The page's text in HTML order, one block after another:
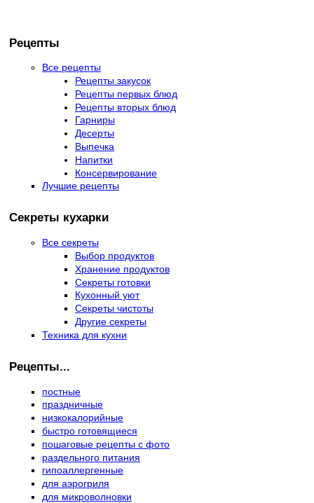
Рецепты
Все рецепты
Рецепты закусок
Рецепты первых блюд
Рецепты вторых блюд
Гарниры
Десерты
Выпечка
Напитки
Консервирование
Лучшие рецепты
Секреты кухарки
Все секреты
Выбор продуктов
Хранение продуктов
Секреты готовки
Кухонный уют
Секреты чистоты
Другие секреты
Техника для кухни
Рецепты...
постные
праздничные
низкокалорийные
быстро готовящиеся
пошаговые рецепты с фото
раздельного питания
гипоаллергенные
для аэрогриля
для микроволновки